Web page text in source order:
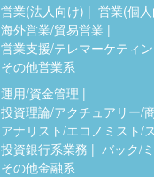
営業(法人向け)
営業(個
海外営業/貿易営業
営業支援/テレマーケティ
その他営業系
運用/資金管理
投資理論/アクチュアリー/
アナリスト/エコノミスト/
投資銀行系業務
バック/
その他金融系